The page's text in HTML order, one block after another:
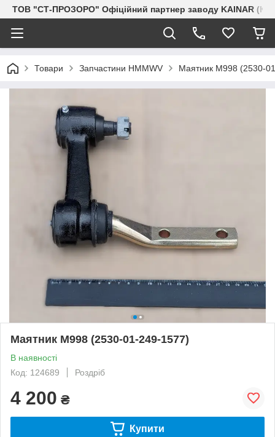
ТОВ "СТ-ПРОЗОРО" Офіційний партнер заводу KAINAR
Товари Запчастини HMMWV Маятник М998 (2530-
Маятник М998 (2530-01-249-1577)
В наявності
Код: 124689
Роздріб
4 200 ₴
Купити